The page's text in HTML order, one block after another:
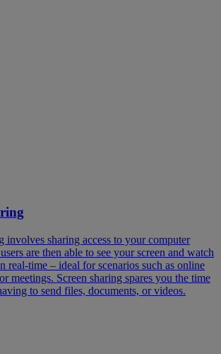
involves sharing access to your computer
are then able to see your screen and watch
real-time – ideal for scenarios such as online
meetings. Screen sharing spares you the time
to send files, documents, or videos.